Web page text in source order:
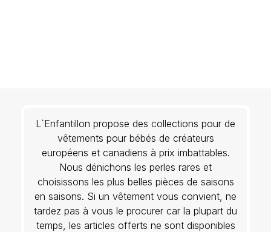
L`Enfantillon propose des collections pour de
vêtements pour bébés de créateurs
européens et canadiens à prix imbattables.
Nous dénichons les perles rares et
choisissons les plus belles pièces de saisons
en saisons. Si un vêtement vous convient, ne
tardez pas à vous le procurer car la plupart du
temps, les articles offerts ne sont disponibles